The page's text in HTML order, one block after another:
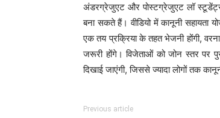
अंडरग्रेजुएट और पोस्टग्रेजुएट लॉ
बना सकते हैं। वीडियो में कानूनी सहायता
एक तय प्रक्रिया के तहत भेजनी होंगी, वरना
जरूरी होंगे। विजेताओं को जोन स्तर पर
दिखाई जाएंगी, जिससे ज्यादा लोगों तक
Previous article